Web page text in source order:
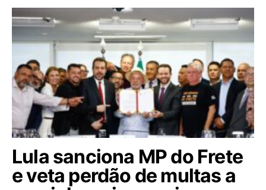
Lula sanciona MP do Frete
e veta perdão de multas a